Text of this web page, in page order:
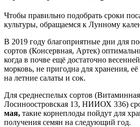
Чтобы правильно подобрать сроки
культуры, обращаемся к Лунному
В 2019 году благоприятные дни для
сортов (Консервная, Артек)
когда в почве ещё достаточно
морковь, не пригодна для хранения,
на летние салаты и сок.
Для среднеспелых сортов
Лосиноостровская 13, НИИОХ 336)
мая, такие корнеплоды пойдут для
получения семян на следующий год.